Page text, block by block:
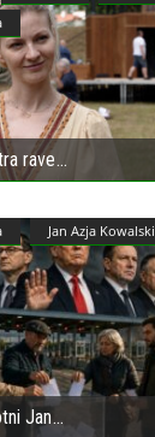
rave
Jan Azja Kowalski
Jan